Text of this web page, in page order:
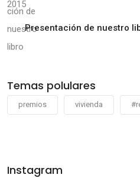
Presentación de nuestro
Temas polulares
premios vivienda
Instagram